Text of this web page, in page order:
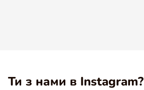
Ти з нами в Instagram?